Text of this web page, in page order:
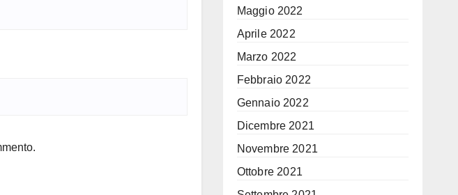
Maggio 2022
Aprile 2022
Marzo 2022
Febbraio 2022
Gennaio 2022
Dicembre 2021
Novembre 2021
Ottobre 2021